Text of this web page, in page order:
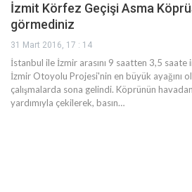
İzmit Körfez Geçişi Asma
görmediniz
31 Mart 2016, 17 : 14
İstanbul ile İzmir arasını 9 saatten 3,5
İzmir Otoyolu Projesi'nin en büyük ayağını
çalışmalarda sona gelindi. Köprünün
yardımıyla çekilerek, basın…